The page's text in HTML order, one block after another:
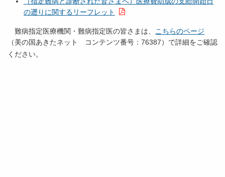
の遡りに関するリーフレット
難病指定医療機関・難病指定医の皆さまは、
こちらのページ
（美の国あきたネット コンテンツ番号：76387）で詳細をご確認
ください。